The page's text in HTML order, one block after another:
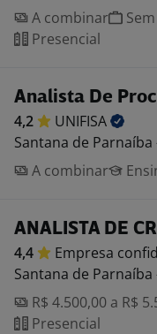
A combinar
Presencial
Analista De
4,2
UNIFISA
Santana de Parnaíba
A combinar
ANALISTA DE
4,4 Empresa
Santana de Parnaíba
R$ 4.500,00 a R$
Presencial